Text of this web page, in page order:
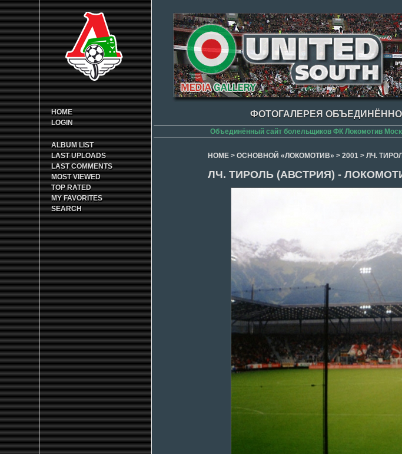
HOME
LOGIN
ALBUM LIST
LAST UPLOADS
LAST COMMENTS
MOST VIEWED
TOP RATED
MY FAVORITES
SEARCH
ФОТОГАЛЕРЕЯ
Объединённый сайт болельщиков ФК Локомотив
HOME> ОСНОВНОЙ «ЛОКОМОТИВ» > 2001> ЛЧ.
ЛЧ. ТИРОЛЬ (АВСТРИЯ) -